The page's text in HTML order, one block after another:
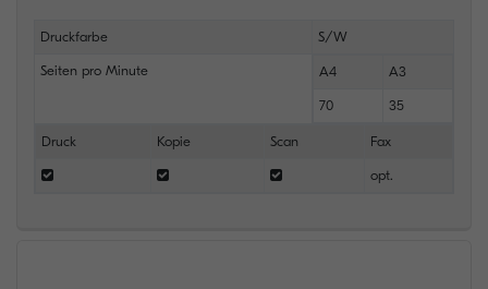
Druckfarbe S/W
Seiten pro Minute A4 A3
70 35
Druck Kopie Scan Fax
opt.